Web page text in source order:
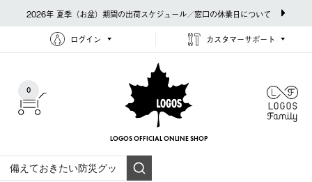
2026年 夏季（お盆）期間の出荷スケジュール／窓口の休業日について
ログイン カスタマーサポート
0
LOGOS OFFICIAL ONLINE SHOP